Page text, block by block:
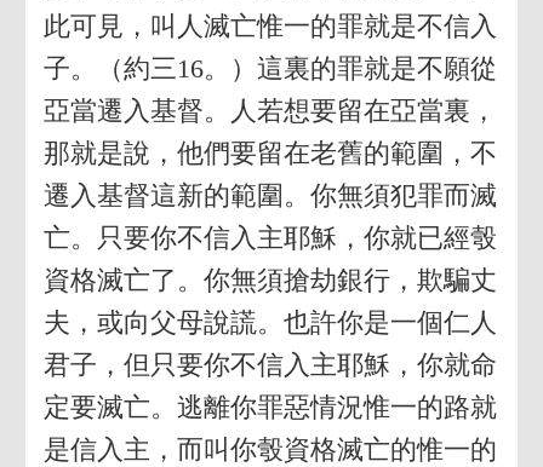
此可見，叫人滅亡惟一的罪就是不信入
子。（約三16。）這裏的罪就是不願從
亞當遷入基督。人若想要留在亞當裏，
那就是說，他們要留在老舊的範圍，不
遷入基督這新的範圍。你無須犯罪而滅
亡。只要你不信入主耶穌，你就已經彀
資格滅亡了。你無須搶劫銀行，欺騙丈
夫，或向父母說謊。也許你是一個仁人
君子，但只要你不信入主耶穌，你就命
定要滅亡。逃離你罪惡情況惟一的路就
是信入主，而叫你彀資格滅亡的惟一的